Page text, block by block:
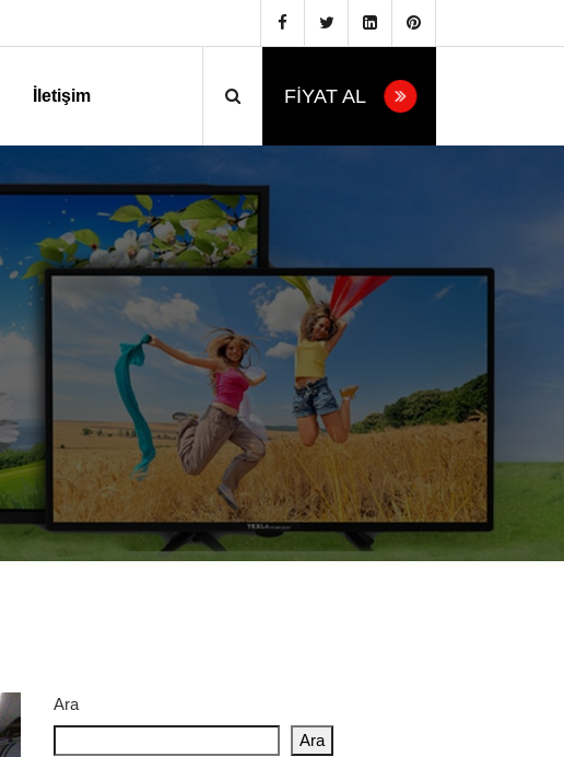
İletişim FİYAT AL
Ara
Ara